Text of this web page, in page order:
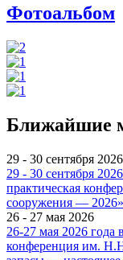
Фотоальбом
Ближайшие
29 - 30 сентября 2026
29 - 30 сентября
практическая
сооружения — 2026»
26 - 27 мая 2026
26-27 мая 2026 года
конференция им.